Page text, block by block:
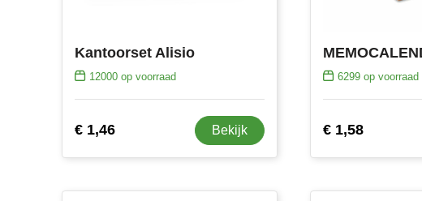
Kantoorset Alisio
12000op voorraad
€ 1,46 Bekijk
6299 op voorraad
€ 1,58